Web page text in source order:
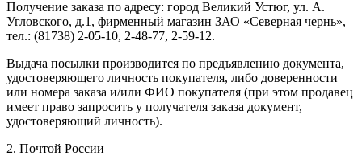
Получение заказа по адресу: город Великий Устюг, ул. А.
Угловского, д.1, фирменный магазин ЗАО «Северная чернь»,
тел.: (81738) 2-05-10, 2-48-77, 2-59-12.
Выдача посылки производится по предъявлению документа,
удостоверяющего личность покупателя, либо доверенности
или номера заказа и/или ФИО покупателя (при этом продавец
имеет право запросить у получателя заказа документ,
удостоверяющий личность).
2. Почтой России